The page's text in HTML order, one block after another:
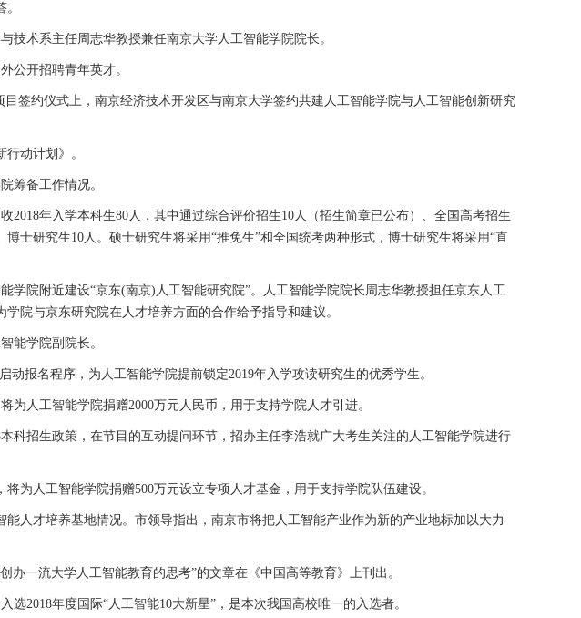
技术系主任周志华教授兼任南京大学人工智能学院院长。
公开招聘青年英才。
目签约仪式上，南京经济技术开发区与南京大学签约共建人工智能学院与人工智能创新研究
动计划》。
筹备工作情况。
2018年入学本科生80人，其中通过综合评价招生10人（招生简章已公布）、全国高考招生
博士研究生10人。硕士研究生将采用“推免生”和全国统考两种形式，博士研究生将采用“直
学院附近建设“京东(南京) 人工智能研究院”。人工智能学院院长周志华教授担任京东人工
院与京东研究院在人才培养方面的合作给予指导和建议。
能学院副院长。
动报名程序，为人工智能学院提前锁定2019年入学攻读研究生的优秀学生。
为人工智能学院捐赠2000万元人民币，用于支持学院人才引进。
本科招生政策，在节目的互动提问环节，招办主任李浩就广大考生关注的人工智能学院进行
将为人工智能学院捐赠500万元设立专项人才基金，用于支持学院队伍建设。
能人才培养基地情况。市领导指出，南京市将把人工智能产业作为新的产业地标加以大力
创办一流大学人工智能教育的思考”的文章在《中国高等教育》上刊出。
选2018年度国际“人工智能10大新星”，是本次我国高校唯一的入选者。